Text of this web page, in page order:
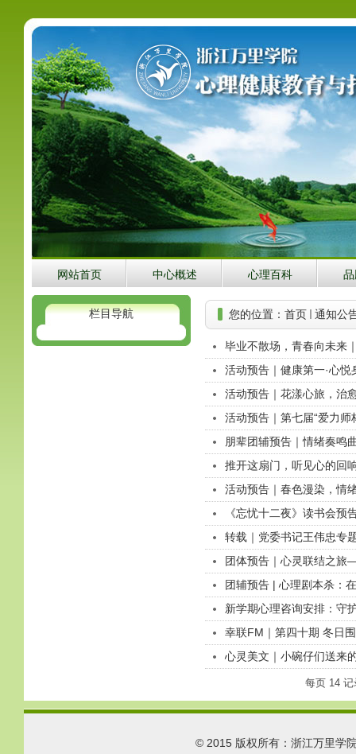
网站首页 中心概述 心理百科
栏目导航 您的位置： 首页 通知公
毕业不散场，青春向未来
活动预告｜健康第一·心
活动预告｜花漾心旅，
活动预告｜第七届“爱力
朋辈团辅预告｜情绪奏
推开这扇门，听见心的回
活动预告｜春色漫染，情
《忘忧十二夜》读书会预
转载｜党委书记王伟忠专
团体预告｜心灵联结之
团辅预告 | 心理剧本杀：
新学期心理咨询安排：守
幸联FM｜第四十期 冬日
心灵美文｜小碗仔们送来
每页 14
© 2015 版权所有：浙江万里学